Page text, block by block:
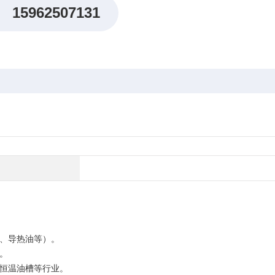
15962507131
导热油等）。
温油槽等行业。